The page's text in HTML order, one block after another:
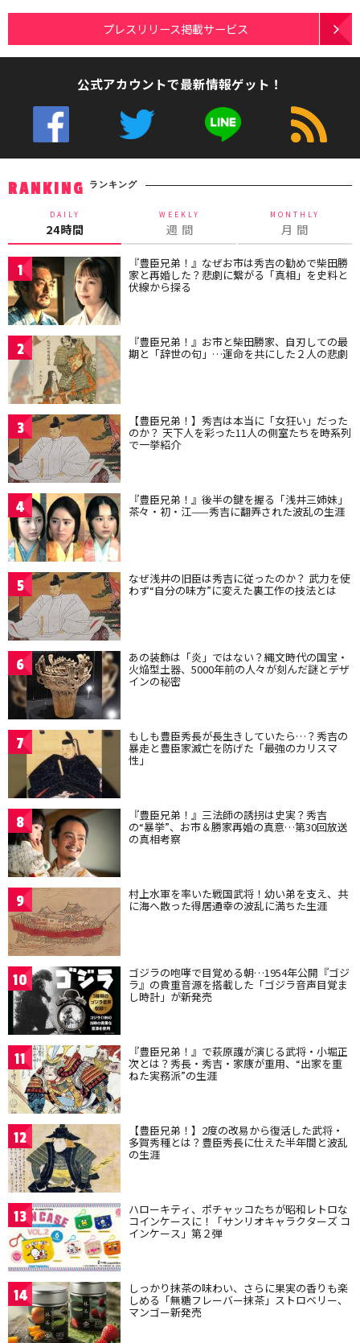
プレスリリース掲載サービス
公式アカウントで最新情報ゲット！
RANKING ランキング
DAILY
24時間
WEEKLY
週 間
MONTHLY
月 間
1 『豊臣兄弟！』なぜお市は秀吉の勧めで柴田勝
家と再婚した？悲劇に繋がる「真相」を史料と
伏線から探る
2 『豊臣兄弟！』お市と柴田勝家、自刃しての最
期と「辞世の句」…運命を共にした２人の悲劇
3 【豊臣兄弟！】秀吉は本当に「女狂い」だった
のか？ 天下人を彩った11人の側室たちを時系列
で一挙紹介
4 『豊臣兄弟！』後半の鍵を握る「浅井三姉妹」
茶々・初・江——秀吉に翻弄された波乱の生涯
5 なぜ浅井の旧臣は秀吉に従ったのか？ 武力を使
わず“自分の味方”に変えた裏工作の技法とは
6 あの装飾は「炎」ではない？縄文時代の国宝・
火焔型土器、5000年前の人々が刻んだ謎とデザ
インの秘密
7 もしも豊臣秀長が長生きしていたら…？秀吉の
暴走と豊臣家滅亡を防げた「最強のカリスマ
性」
8 『豊臣兄弟！』三法師の誘拐は史実？秀吉
の“暴挙”、お市＆勝家再婚の真意…第30回放送
の真相考察
9 村上水軍を率いた戦国武将！幼い弟を支え、共
に海へ散った得居通幸の波乱に満ちた生涯
10 ゴジラの咆哮で目覚める朝…1954年公開『ゴジ
ラ』の貴重音源を搭載した「ゴジラ音声目覚ま
し時計」が新発売
11 『豊臣兄弟！』で萩原護が演じる武将・小堀正
次とは？秀長・秀吉・家康が重用、“出家を重
ねた実務派”の生涯
12 【豊臣兄弟！】2度の改易から復活した武将・
多賀秀種とは？豊臣秀長に仕えた半年間と波乱
の生涯
13 ハローキティ、ポチャッコたちが昭和レトロな
コインケースに！「サンリオキャラクターズ コ
インケース」第２弾
14 しっかり抹茶の味わい、さらに果実の香りも楽
しめる「無糖フレーバー抹茶」ストロベリー、
マンゴー新発売